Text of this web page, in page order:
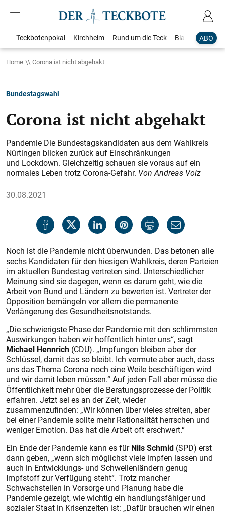
ABO
Teckbotenpokal Kirchheim Rund um die Teck Blaulicht
Home Corona ist nicht abgehakt
Bundestagswahl
Corona ist nicht abgehakt
Pandemie Die Bundestagskandidaten aus dem Wahlkreis
Nürtingen blicken zurück auf Einschränkungen
und Lockdown. Gleichzeitig schauen sie voraus auf ein
normales Leben trotz Corona-Gefahr. Von Andreas Volz
30.08.2021
Noch ist die Pandemie nicht überwunden. Das betonen alle
sechs Kandidaten für den hiesigen Wahlkreis, deren Parteien
im aktuellen Bundestag vertreten sind. Unterschiedlicher
Meinung sind sie dagegen, wenn es darum geht, wie die
Arbeit von Bund und Ländern zu bewerten ist. Vertreter der
Opposition bemängeln vor allem die permanente
Verlängerung des Gesundheitsnotstands.
„Die schwierigste Phase der Pandemie mit den schlimmsten
Auswirkungen haben wir hoffentlich hinter uns“, sagt
Michael Hennrich (CDU). „Impfungen bleiben aber der
Schlüssel, damit das so bleibt. Ich vermute aber auch, dass
uns das Thema ­Corona noch eine Weile beschäftigen wird
und wir damit leben müssen.“ Auf jeden Fall aber müsse die
Öffentlichkeit mehr über die Beratungsprozesse der Politik
erfahren. Jetzt sei es an der Zeit, wieder
zusammenzufinden: „Wir können über vieles streiten, aber
bei einer Pandemie sollte mehr Rationalität herrschen und
weniger Emotion. Das hat die Arbeit oft erschwert.“
Ein Ende der Pandemie kann es fürNils Schmid (SPD) erst
dann geben, „wenn sich möglichst viele impfen lassen und
auch in Entwicklungs- und Schwellenländern genug
Impfstoff zur Verfügung steht“. Trotz mancher
Schwachstellen in Vorsorge und Planung habe die
Pandemie gezeigt, wie wichtig ein handlungsfähiger und
sozialer Staat in Krisen­zeiten ist: „Dafür brauchen wir einen